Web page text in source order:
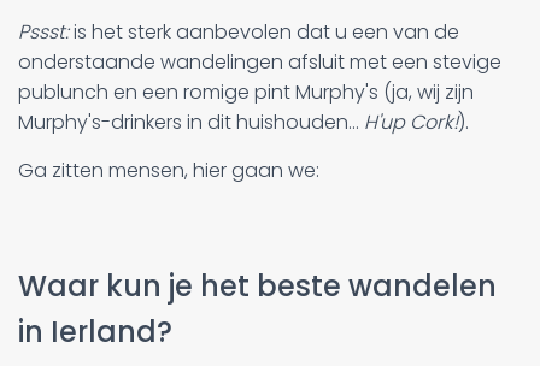
Pssst:is het sterk aanbevolen dat u een van de
onderstaande wandelingen afsluit met een stevige
publunch en een romige pint Murphy's (ja, wij zijn
Murphy's-drinkers in dit huishouden... H'up Cork!).
Ga zitten mensen, hier gaan we:
Waar kun je het beste wandelen
in Ierland?